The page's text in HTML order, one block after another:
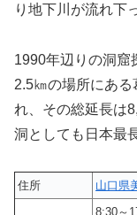
り地下川が流れ下
1990年辺りの洞窟
2.5㎞の場所にあ
れ、その総延長は
洞としても日本最
住所 山口県
8:30～